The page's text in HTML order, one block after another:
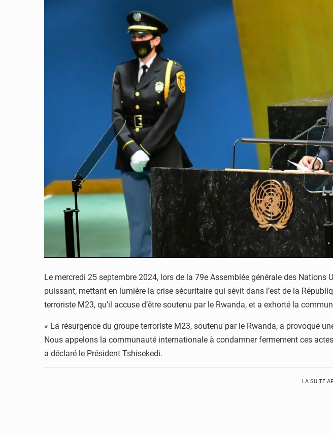
Le mercredi 25 septembre 2024, lors de la 79e Assemblée générale des
puissant, mettant en lumière la crise sécuritaire qui sévit dans l’est de la
terroriste M23, qu’il accuse d’être soutenu par le Rwanda, et a exhorté la
« La résurgence du groupe terroriste M23, soutenu par le Rwanda, a provoqué
Nous appelons la communauté internationale à condamner fermement ces
a déclaré le Président Tshisekedi.
LA SUITE